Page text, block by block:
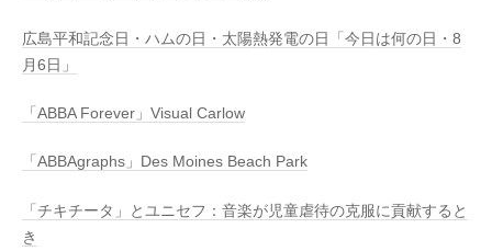
広島平和記念日・ハムの日・太陽熱発電の日「今日は何の日・8
月6日」
「ABBA Forever」Visual Carlow
「ABBAgraphs」Des Moines Beach Park
「チキチータ」とユニセフ：音楽が児童虐待の克服に貢献すると
き